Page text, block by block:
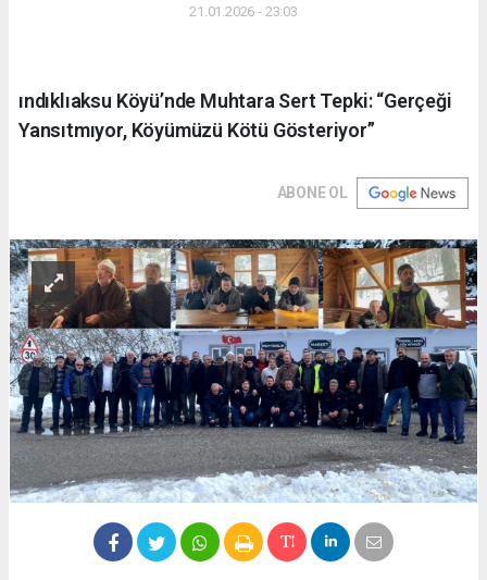
21.01.2026 - 23:03
ındıklıaksu Köyü’nde Muhtara Sert Tepki: “Gerçeği
Yansıtmıyor, Köyümüzü Kötü Gösteriyor”
ABONE OL